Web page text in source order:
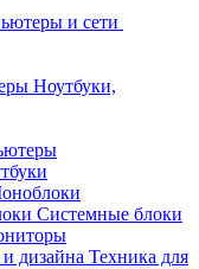
и сети
Ноутбуки,
Системные блоки
Техника для